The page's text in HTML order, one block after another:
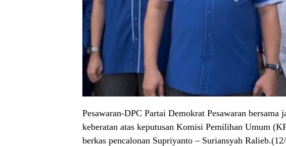
Pesawaran-DPC Partai Demokrat Pesawaran bersama
keberatan atas keputusan Komisi Pemilihan Umum
berkas pencalonan Supriyanto – Suriansyah